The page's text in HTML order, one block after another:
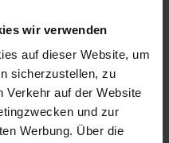
wir verwenden
auf dieser Website, um
sicherzustellen, zu
Verkehr auf der Website
und zur
Werbung. Über die
Sie Energie und